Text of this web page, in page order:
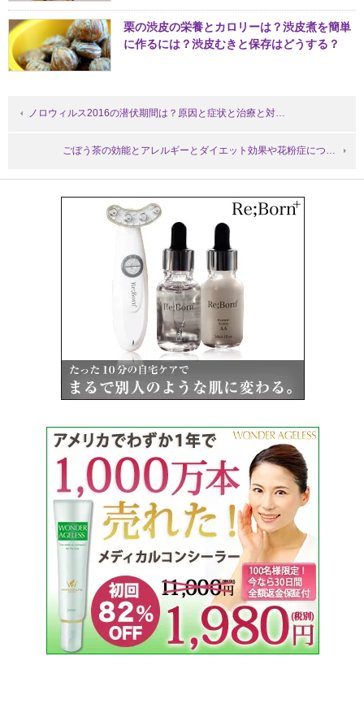
栗の渋皮の栄養とカロリーは？渋皮煮を簡単
に作るには？渋皮むきと保存はどうする？
ノロウィルス2016の潜伏期間は？原因と症状と治療と対…
ごぼう茶の効能とアレルギーとダイエット効果や花粉症につ…